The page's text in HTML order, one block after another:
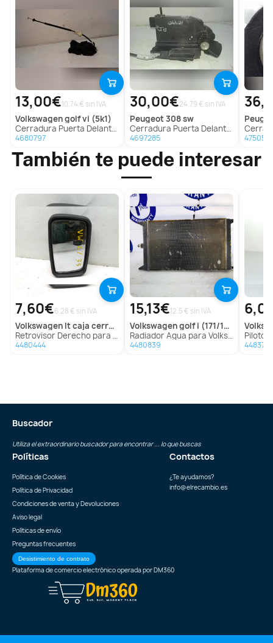
13,00€10.74 € sin IVA
volkswagengolf vi (5k1)
Cerradura Puerta Delantera Izquierda Para Volkswagen Golf Vi
4680797
30,00€24.79 € sin IVA
peugeot308 sw
Cerradura Puerta Delantera Izquierda Para Peugeot 308 Sw
4697285
Cerradura
4750577
También te puede interesar
7,60€6.28 € sin IVA
volkswagen lt caja cerrada / combi
Retrovisor Derecho para Volkswagen Lt Caja Cerrada / Combi
4480444
15,13€12.5 € sin IVA
volkswagengolf i (171/173)
Radiador Agua para Volkswagen Golf I (171/173)
4480839
Piloto
4483752
Buscador
Utiliza el extraordinario buscador para encontrar ... lo que buscas
Políticas
Política de Cookies
Política de Privacidad
Condiciones de venta y Devoluciones
Aviso legal
Políticas de envío
Preguntas frecuentes
Desistimiento de contrato
Contactos
¿Te ayudamos?
info@elrecambio.es
Plataforma de comercio electrónico operada porDM360